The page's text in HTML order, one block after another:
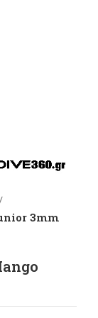
3mm